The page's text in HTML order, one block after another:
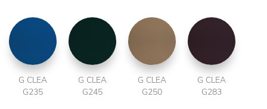
G CLEA
G235
G CLEA
G245
G CLEA
G250
G CLEA
G283